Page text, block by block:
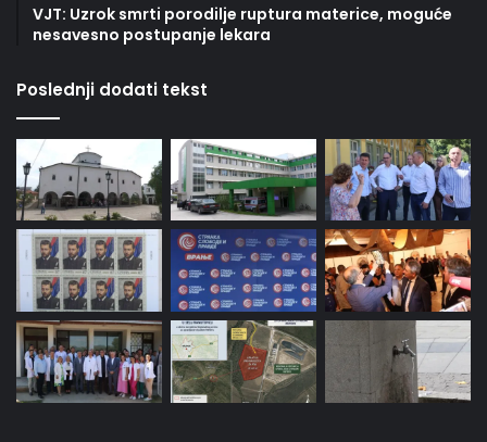
VJT: Uzrok smrti porodilje ruptura materice, moguće
nesavesno postupanje lekara
Poslednji dodati tekst